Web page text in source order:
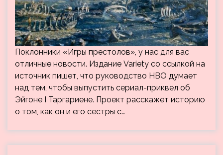
Поклонники «Игры престолов», у нас для вас
отличные новости. Издание Variety со ссылкой на
источник пишет, что руководство HBO думает
над тем, чтобы выпустить сериал-приквел об
Эйгоне I Таргариене. Проект расскажет историю
о том, как он и его сестры с…